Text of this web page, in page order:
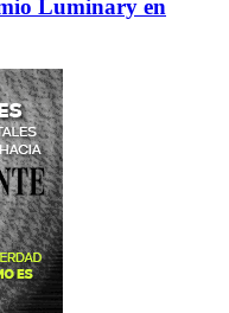
Luminary en